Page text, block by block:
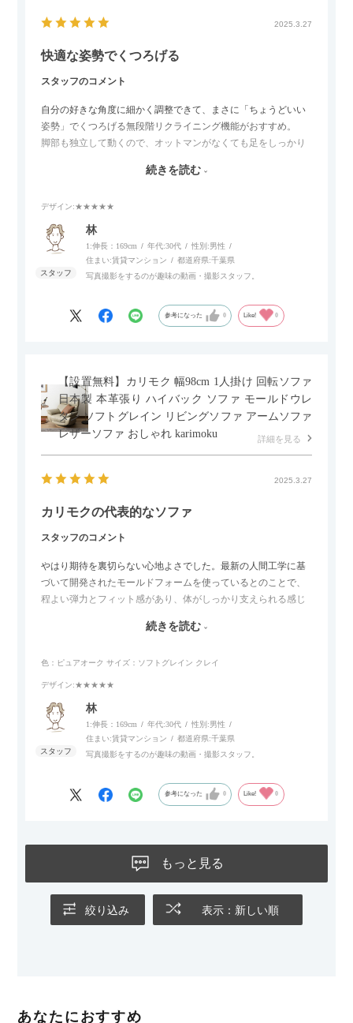
2025.3.27
快適な姿勢でくつろげる
スタッフのコメント
自分の好きな角度に細かく調整できて、まさに「ちょうどいい
姿勢」でくつろげる無段階リクライニング機能がおすすめ。
脚部も独立して動くので、オットマンがなくても足をしっかり
スマホやタブレットを充電しながらリラックスできるのが嬉し
個人的にはコードレス＆充電式なので、コンセントの場所を気
にせず、好きな場所に置けるのが画期的に感じました。
続きを読む
デザイン:★★★★★
林
1:伸長：169cm 年代:30代 性別:男性
住まい:賃貸マンション 都道府県:千葉県
写真撮影をするのが趣味の動画・撮影スタッフ。
参考になった 0 Like! 0
【設置無料】カリモク 幅98cm 1人掛け 回転ソファ
日本製 本革張り ハイバック ソファ モールドウレ
タン ソフトグレイン リビングソファ アームソファ
レザーソファ おしゃれ karimoku
詳細を見る
2025.3.27
カリモクの代表的なソファ
スタッフのコメント
やはり期待を裏切らない心地よさでした。最新の人間工学に基
づいて開発されたモールドフォームを使っているとのことで、
程よい弾力とフィット感があり、体がしっかり支えられる感じ
リラックスタイムによさそうでした。回転タイプなので、個人
す。
続きを読む
色：ピュアオーク サイズ：ソフトグレイン クレイ
デザイン:★★★★★
林
1:伸長：169cm 年代:30代 性別:男性
住まい:賃貸マンション 都道府県:千葉県
写真撮影をするのが趣味の動画・撮影スタッフ。
参考になった 0 Like! 0
もっと見る
絞り込み 表示：新しい順
あなたにおすすめ